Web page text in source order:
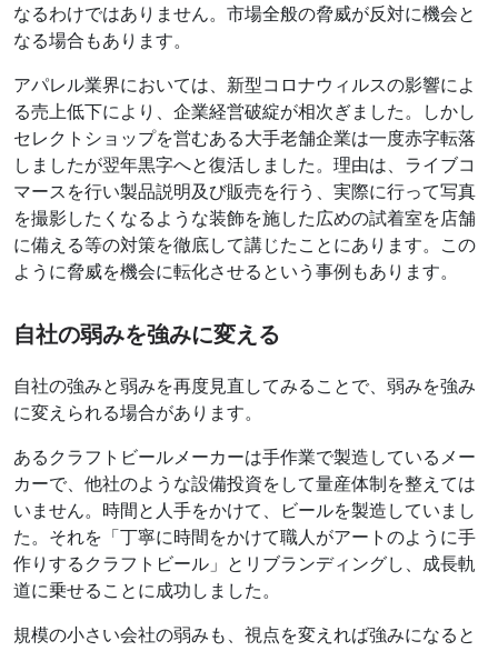
なるわけではありません。市場全般の脅威が反対に機会と
なる場合もあります。
アパレル業界においては、新型コロナウィルスの影響によ
る売上低下により、企業経営破綻が相次ぎました。しかし
セレクトショップを営むある大手老舗企業は一度赤字転落
しましたが翌年黒字へと復活しました。理由は、ライブコ
マースを行い製品説明及び販売を行う、実際に行って写真
を撮影したくなるような装飾を施した広めの試着室を店舗
に備える等の対策を徹底して講じたことにあります。この
ように脅威を機会に転化させるという事例もあります。
自社の弱みを強みに変える
自社の強みと弱みを再度見直してみることで、弱みを強み
に変えられる場合があります。
あるクラフトビールメーカーは手作業で製造しているメー
カーで、他社のような設備投資をして量産体制を整えては
いません。時間と人手をかけて、ビールを製造していまし
た。それを「丁寧に時間をかけて職人がアートのように手
作りするクラフトビール」とリブランディングし、成長軌
道に乗せることに成功しました。
規模の小さい会社の弱みも、視点を変えれば強みになると